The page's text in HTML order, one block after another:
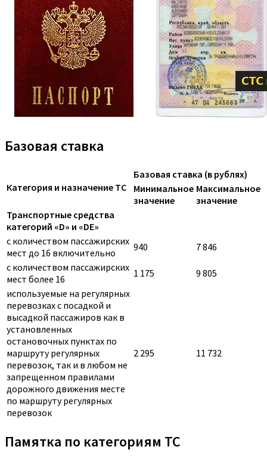
Базовая ставка
Категория и назначение ТС
Базовая ставка (в рублях)
Минимальное
значение
Максимальное
значение
Транспортные средства
категорий «D» и «DE»
с количеством пассажирских
мест до 16 включительно
940
7 846
с количеством пассажирских
мест более 16
1 175
9 805
используемые на регулярных
перевозках с посадкой и
высадкой пассажиров как в
установленных
остановочных пунктах по
маршруту регулярных
перевозок, так и в любом не
запрещенном правилами
дорожного движения месте
по маршруту регулярных
перевозок
2 295 11 732
Памятка по категориям ТС